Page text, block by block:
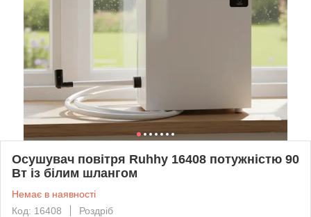
Осушувач повітря Ruhhy 16408 потужністю 90
Вт із білим шлангом
Немає в наявності
Код: 16408
Роздріб